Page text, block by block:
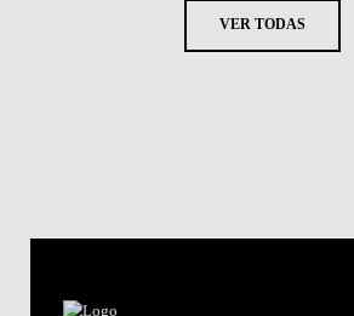
VER TODAS